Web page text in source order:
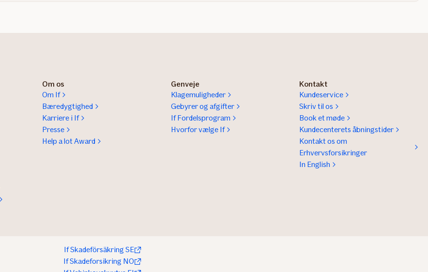
Om os
Om If
Bæredygtighed
Karriere i If
Presse
Help a lot Award
Genveje
Klagemuligheder
Gebyrer og afgifter
If Fordelsprogram
Hvorfor vælge If
Kontakt
Kundeservice
Skriv til os
Book et møde
Kundecenterets åbningstider
Kontakt os om
Erhvervsforsikringer
In English
If Skadeförsäkring SE
If Skadeforsikring NO